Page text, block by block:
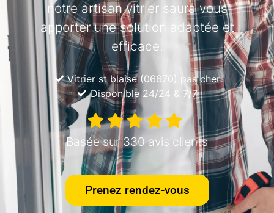
notre artisan vitrier saura vous
apporter une solution adaptée et
efficace.
Vitrier st blaise (06670) pas cher
Disponible 24/24 & 7/7
Basée sur 330 avis clients
Prenez rendez-vous